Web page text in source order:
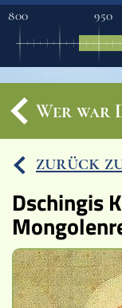
800 950
Wer war
zurück
Dschingis